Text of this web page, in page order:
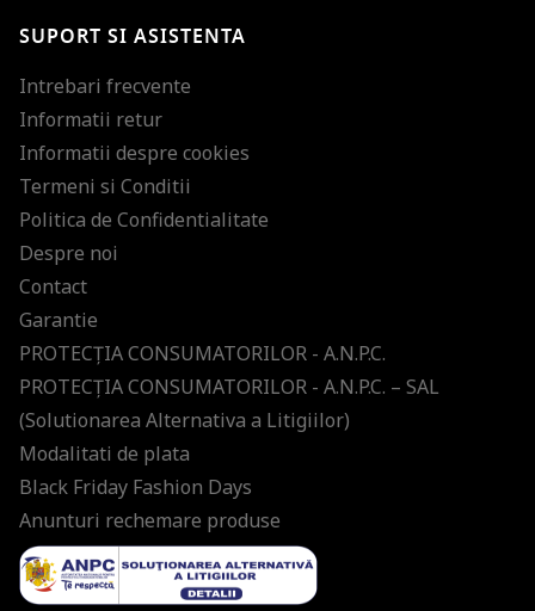
SUPORT SI ASISTENTA
Intrebari frecvente
Informatii retur
Informatii despre cookies
Termeni si Conditii
Politica de Confidentialitate
Despre noi
Contact
Garantie
PROTECŢIA CONSUMATORILOR - A.N.P.C.
PROTECŢIA CONSUMATORILOR - A.N.P.C. – SAL
(Solutionarea Alternativa a Litigiilor)
Modalitati de plata
Black Friday Fashion Days
Anunturi rechemare produse